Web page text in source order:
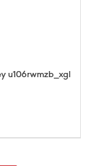
u106rwmzb_xgl